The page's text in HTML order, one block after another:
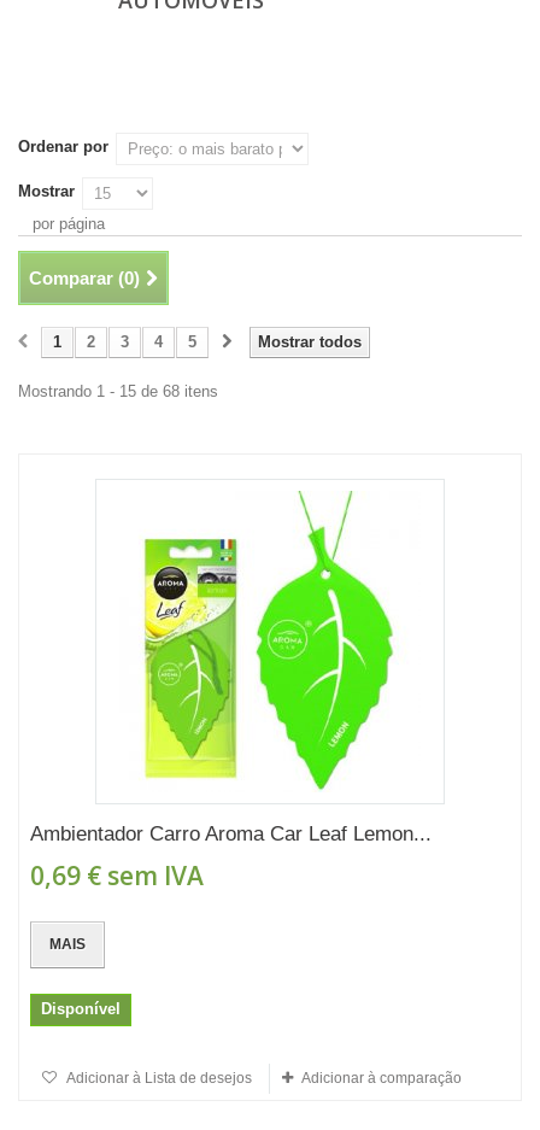
Ordenar por
Mostrar
por página
Comparar (0)
Mostrar todos
1 2 3 4 5
Mostrando 1 - 15 de 68 itens
Ambientador Carro Aroma Car Leaf Lemon...
0,69 € sem IVA
MAIS
Disponível
Adicionar à Lista de desejos Adicionar à comparação